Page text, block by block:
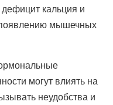
кальция и
мышечных
могут влиять на
неудобства и